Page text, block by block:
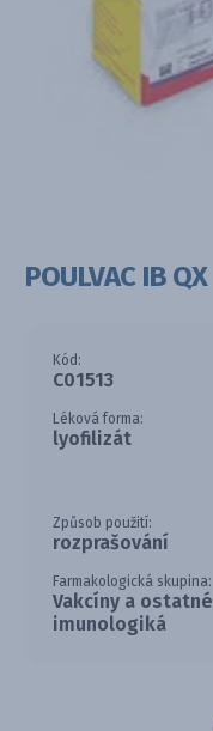
POULVAC IB QX
Kód:
C01513
Léková forma:
lyofilizát
Způsob použití:
rozprašování
Farmakologická skupina:
Vakcíny a ostatné
imunologiká